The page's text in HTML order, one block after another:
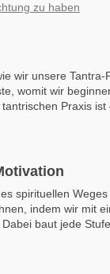
zu haben
wir unsere Tantra-
womit wir
Praxis ist
spirituellen
indem wir mit
baut jede Stufe